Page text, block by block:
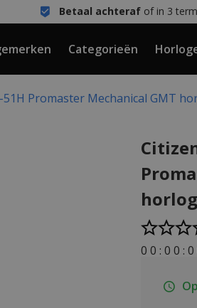
Betaal achterafof in 3
Categorieën
Promaster Mechanical GMT
0 0 : 0 0 : 0